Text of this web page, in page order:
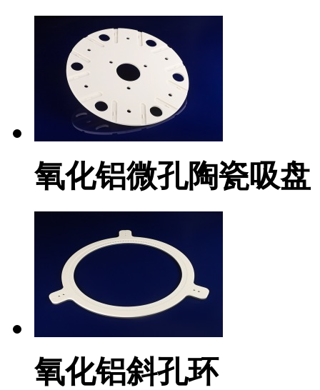
氧化铝微孔陶瓷吸盘
氧化铝斜孔环